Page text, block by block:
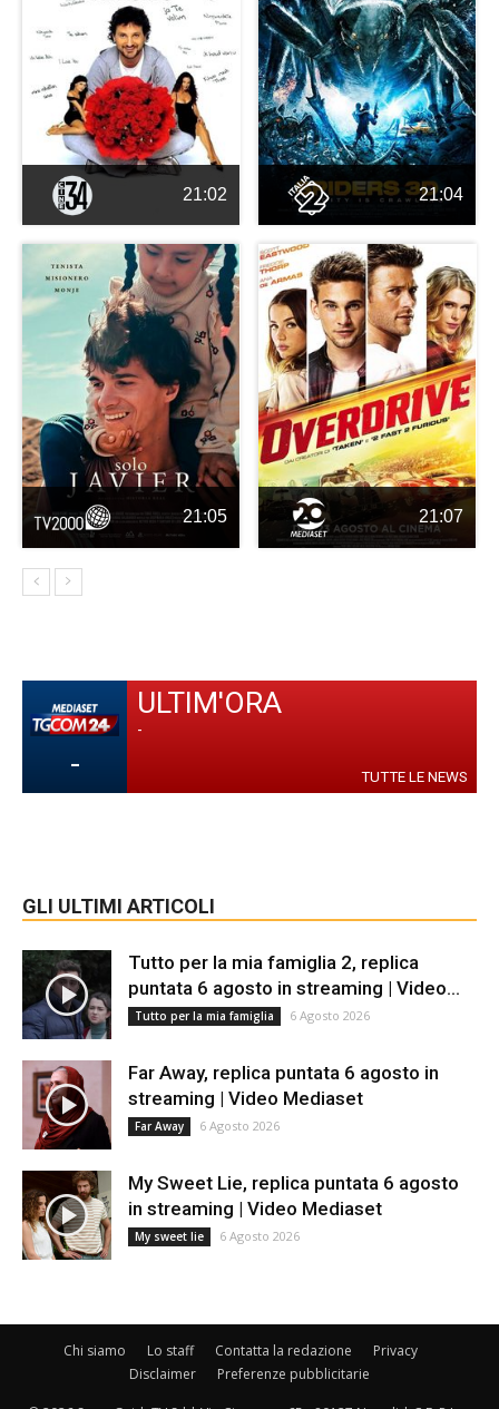
21:02 21:04
21:05 21:07
-
ULTIM'ORA
-
TUTTE LE NEWS
GLI ULTIMI ARTICOLI
Tutto per la mia famiglia 2, replica
puntata 6 agosto in streaming | Video...
Tutto per la mia famiglia 6 Agosto 2026
Far Away, replica puntata 6 agosto in
streaming | Video Mediaset
Far Away 6 Agosto 2026
My Sweet Lie, replica puntata 6 agosto
in streaming | Video Mediaset
My sweet lie 6 Agosto 2026
Chi siamo Lo staff Contatta la redazione
Privacy
Disclaimer
Preferenze pubblicitarie